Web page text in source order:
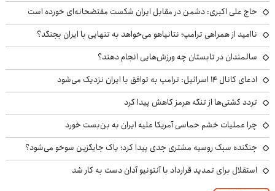
حاج علی اکبری: دشمن در مقابل ایران شکست مفتضحانه‌ای خورده است
ناامید از همراهی ترامپ؛ نتانیاهو می‌خواهد به تنهایی با ایران بجنگد؟
سالمندان در تابستان چه ورزش‌هایی انجام دهند؟
ادعای کانال ۱۴ اسرائیل: ترامپ به توافق با ایران نزدیک می‌شود
تردد کشتی‌ها از تنگه هرمز کاهش پیدا کرد
چرا عملیات خشم حماسی آمریکا علیه ایران به بن‌بست خورد
جنگنده سبک روسیه مشتری جدی پیدا کرد؛ یاک جایگزین سوخو می‌شود؟
استقلال برای تمدید قرارداد با آنتونیو آدان دست به کار شد